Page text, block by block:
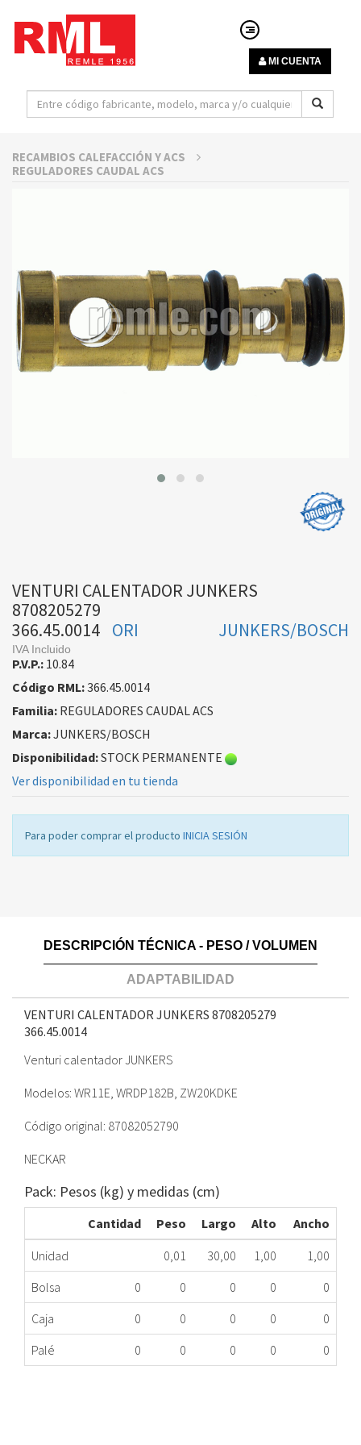
MI CUENTA
RECAMBIOS CALEFACCIÓN Y ACS
REGULADORES CAUDAL ACS
VENTURI CALENTADOR JUNKERS
8708205279
366.45.0014
JUNKERS/BOSCH
ORI
IVA Incluido
P.V.P.: 10.84
Código RML:366.45.0014
Familia: REGULADORES CAUDAL ACS
Marca:JUNKERS/BOSCH
Disponibilidad:STOCK PERMANENTE
Ver disponibilidad en tu tienda
Para poder comprar el producto INICIA SESIÓN
DESCRIPCIÓN TÉCNICA - PESO / VOLUMEN
ADAPTABILIDAD
VENTURI CALENTADOR JUNKERS 8708205279
366.45.0014
Venturi calentador JUNKERS
Modelos: WR11E, WRDP182B, ZW20KDKE
Código original: 87082052790
NECKAR
Pack: Pesos (kg) y medidas (cm)
Cantidad Peso Largo Alto
Ancho
Unidad
0,01 30,00 1,00
1,00
Bolsa
0 0 0 0
0
Caja
0 0 0 0
0
Palé
0 0 0 0 0